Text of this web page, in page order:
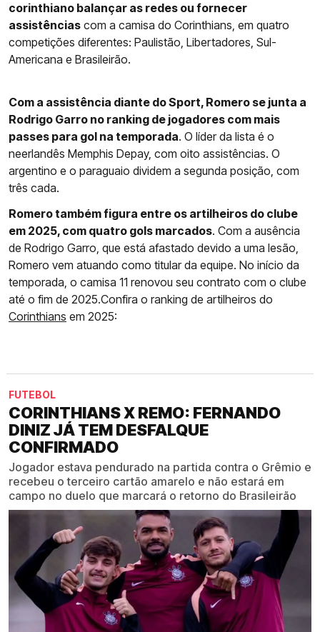
corinthiano balançar as redes ou fornecer
assistências com a camisa do Corinthians, em quatro
competições diferentes: Paulistão, Libertadores, Sul-
Americana e Brasileirão.
Com a assistência diante do Sport, Romero se junta a
Rodrigo Garro no ranking de jogadores com mais
passes para gol na temporada. O líder da lista é o
neerlandês Memphis Depay, com oito assistências. O
argentino e o paraguaio dividem a segunda posição, com
três cada.
Romero também figura entre os artilheiros do clube
em 2025, com quatro gols marcados. Com a ausência
de Rodrigo Garro, que está afastado devido a uma lesão,
Romero vem atuando como titular da equipe. No início da
temporada, o camisa 11 renovou seu contrato com o clube
até o fim de 2025.Confira o ranking de artilheiros do
Corinthians em 2025:
FUTEBOL
CORINTHIANS X REMO: FERNANDO
DINIZ JÁ TEM DESFALQUE
CONFIRMADO
Jogador estava pendurado na partida contra o Grêmio e
recebeu o terceiro cartão amarelo e não estará em
campo no duelo que marcará o retorno do Brasileirão